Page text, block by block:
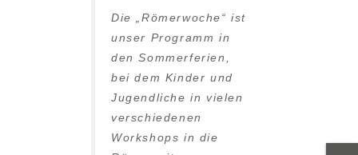
Die „Römerwoche“ ist
unser Programm in
den Sommerferien,
bei dem Kinder und
Jugendliche in vielen
verschiedenen
Workshops in die